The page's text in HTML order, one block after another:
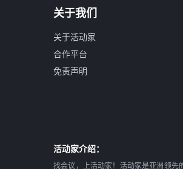
关于我们
关于活动家
合作平台
免责声明
活动家介绍：
找会议，上活动家！活动家是亚洲领